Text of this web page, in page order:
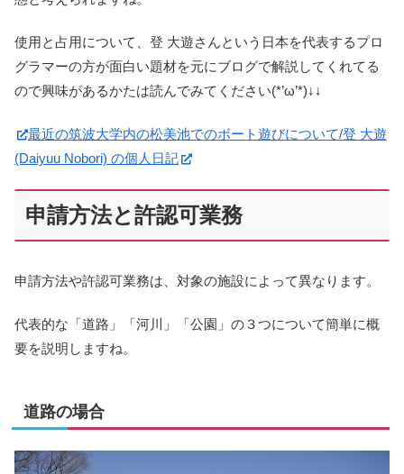
使用と占用について、登 大遊さんという日本を代表するプロ
グラマーの方が面白い題材を元にブログで解説してくれてる
ので興味があるかたは読んでみてください(*’ω’*)↓↓
最近の筑波大学内の松美池でのボート遊びについて/登 大遊
(Daiyuu Nobori) の個人日記
申請方法と許認可業務
申請方法や許認可業務は、対象の施設によって異なります。
代表的な「道路」「河川」「公園」の３つについて簡単に概
要を説明しますね。
道路の場合